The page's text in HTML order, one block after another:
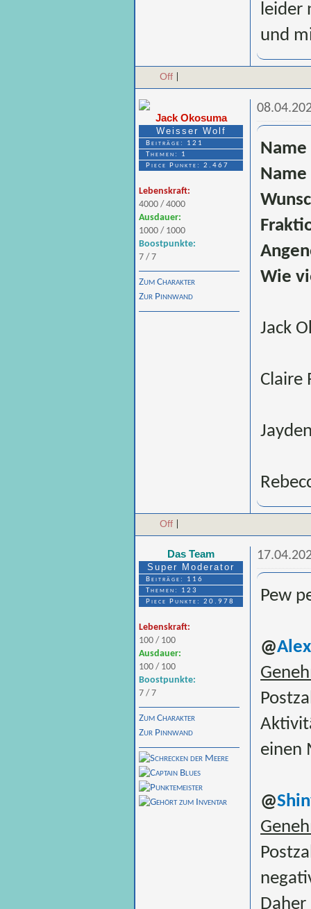
leider
und
Off
Jack Okosuma
Weisser Wolf
Beiträge: 121
Themen: 1
Piece Punkte: 2.467
Lebenskraft:
4000 / 4000
Ausdauer:
1000 / 1000
Boostpunkte:
7 / 7
Zum Charakter
Zur Pinnwand
Name
Name
Wie
Jack
Claire
Off
Das Team
Super Moderator
Beiträge: 116
Themen: 123
Piece Punkte: 20.978
Lebenskraft:
100 / 100
Ausdauer:
100 / 100
Boostpunkte:
7 / 7
Zum Charakter
Zur Pinnwand
Pew
@
einen
@